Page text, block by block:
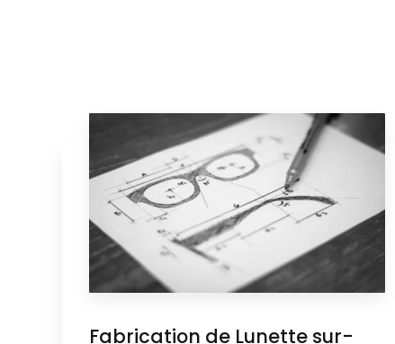
Fabrication de Lunette sur-